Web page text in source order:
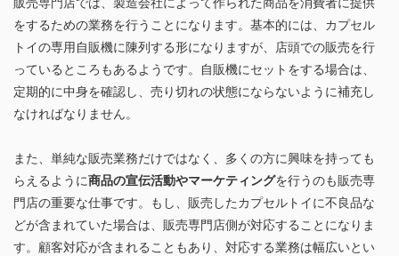
をするための業務を行うことになります。基本的には、カプセル
トイの専用自販機に陳列する形になりますが、店頭での販売を行
っているところもあるようです。自販機にセットをする場合は、
定期的に中身を確認し、売り切れの状態にならないように補充し
なければなりません。
また、単純な販売業務だけではなく、多くの方に興味を持っても
らえるように商品の宣伝活動やマーケティングを行うのも販売専
門店の重要な仕事です。もし、販売したカプセルトイに不良品な
どが含まれていた場合は、販売専門店側が対応することになりま
す。顧客対応が含まれることもあり、対応する業務は幅広いとい